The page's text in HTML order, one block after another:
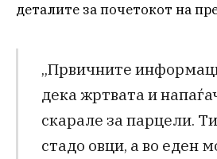
деталите за почетокот на
„Првичните
дека жртвата и
скарале за парцели.
стадо овци, а во еден